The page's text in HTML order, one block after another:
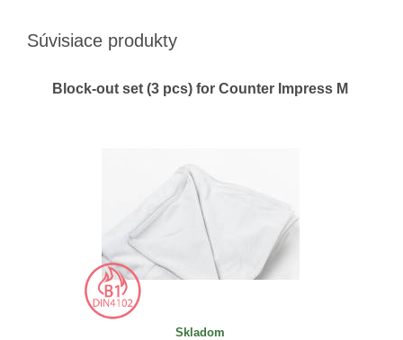
Súvisiace produkty
Block-out set (3 pcs) for Counter Impress M
Skladom